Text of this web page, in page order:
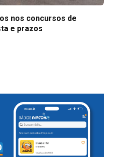
nos concursos de
e prazos